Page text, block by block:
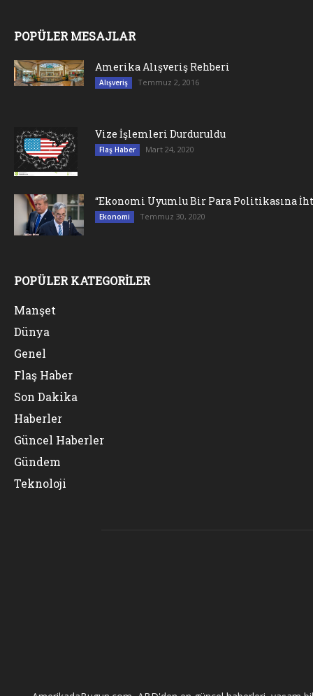
POPÜLER MESAJLAR
Amerika Alışveriş Rehberi
Alışveriş Temmuz 2, 2016
Vize İşlemleri Durduruldu
Flaş Haber Mart 24, 2020
“Ekonomi Uyumlu Bir Para Politikasına
Ekonomi Temmuz 30, 2020
POPÜLER KATEGORİLER
Manşet
Dünya
Genel
Flaş Haber
Son Dakika
Haberler
Güncel Haberler
Gündem
Teknoloji